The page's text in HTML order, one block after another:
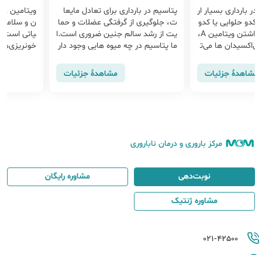
بارداری بسیار ار
حلوایی یا کدو
تنبل در بارداری با داشتن ویتامین A،
ها می‌ت
کدو یا حتی تخ
مهمی دارد. با
مشاهدهٔ جزئیات
پتاسیم در بارداری برای تعادل مایعا
ت، جلوگیری از گرفتگی عضلات و حما
یت از رشد سالم جنین ضروری است.ا
ما پتاسیم در چه میوه هایی وجود دار
ئم کمبود و راه‌های پیشگیری از آن آش
نا شوید تا بارداری سالم‌تری داشته با
مشاهدهٔ جزئیات
ن و
یاتی است.
مرکز باروری و درمان ناباروری
021-42500
نوبت‌دهی مشاوره رایگان
مشاوره ژنتیک